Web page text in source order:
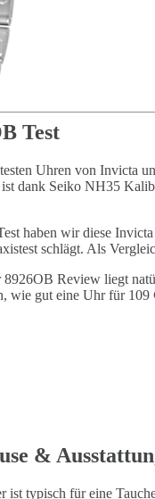
Test
Uhren von Invicta
dank Seiko NH35
haben wir diese
schlägt. Als
Review liegt
wie gut eine Uhr für
&
ist typisch für eine